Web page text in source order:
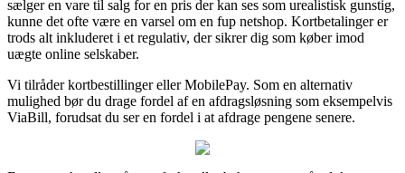
sælger en vare til salg for en pris der kan ses som urealistisk gunstig,
kunne det ofte være en varsel om en fup netshop. Kortbetalinger er
trods alt inkluderet i et regulativ, der sikrer dig som køber imod
uægte online selskaber.
Vi tilråder kortbestillinger eller MobilePay. Som en alternativ
mulighed bør du drage fordel af en afdragsløsning som eksempelvis
ViaBill, forudsat du ser en fordel i at afdrage pengene senere.